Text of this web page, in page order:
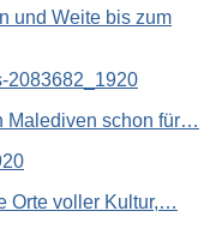
und Weite bis zum
Malediven schon für…
Orte voller Kultur,…